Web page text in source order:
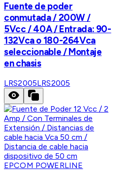
Fuente de poder
conmutada / 200W /
5Vcc / 40A / Entrada: 90-
132Vca o 180-264Vca
seleccionable / Montaje
en chasis
LRS2005LRS2005
EPCOM POWERLINE